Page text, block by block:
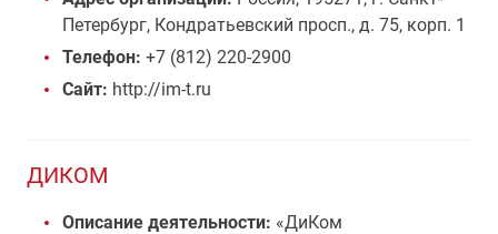
Петербург, Кондратьевский просп., д. 75, корп. 1
Телефон: +7 (812) 220-2900
Сайт: http://im-t.ru
ДИКОМ
Описание деятельности: «ДиКом